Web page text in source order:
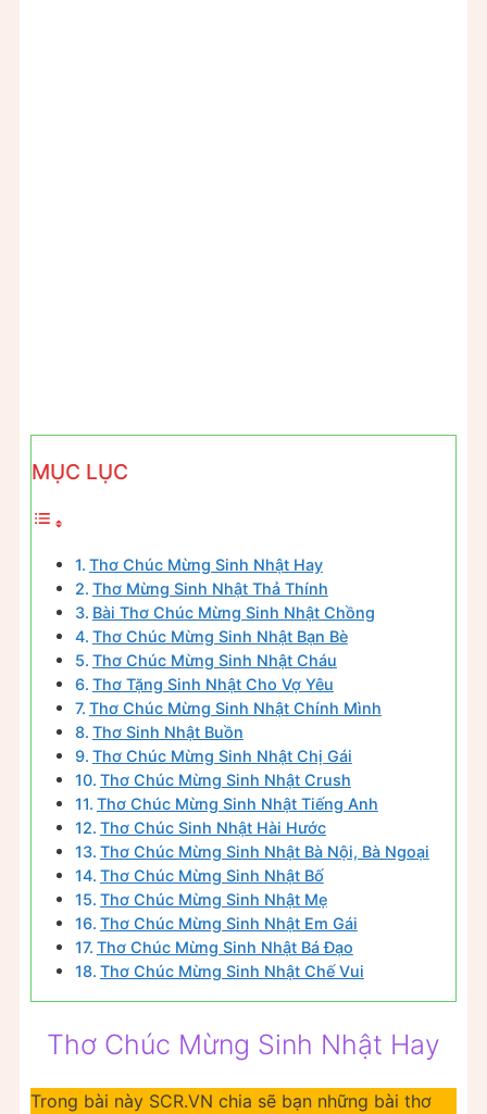
MỤC LỤC
Thơ Chúc Mừng Sinh Nhật Hay
Thơ Mừng Sinh Nhật Thả Thính
Bài Thơ Chúc Mừng Sinh Nhật Chồng
Thơ Chúc Mừng Sinh Nhật Bạn Bè
Thơ Chúc Mừng Sinh Nhật Cháu
Thơ Tặng Sinh Nhật Cho Vợ Yêu
Thơ Chúc Mừng Sinh Nhật Chính Mình
Thơ Sinh Nhật Buồn
Thơ Chúc Mừng Sinh Nhật Chị Gái
Thơ Chúc Mừng Sinh Nhật Crush
Thơ Chúc Mừng Sinh Nhật Tiếng Anh
Thơ Chúc Sinh Nhật Hài Hước
Thơ Chúc Mừng Sinh Nhật Bà Nội, Bà Ngoại
Thơ Chúc Mừng Sinh Nhật Bố
Thơ Chúc Mừng Sinh Nhật Mẹ
Thơ Chúc Mừng Sinh Nhật Em Gái
Thơ Chúc Mừng Sinh Nhật Bá Đạo
Thơ Chúc Mừng Sinh Nhật Chế Vui
Thơ Chúc Mừng Sinh Nhật Hay
Trong bài này SCR.VN chia sẽ bạn những bài thơ